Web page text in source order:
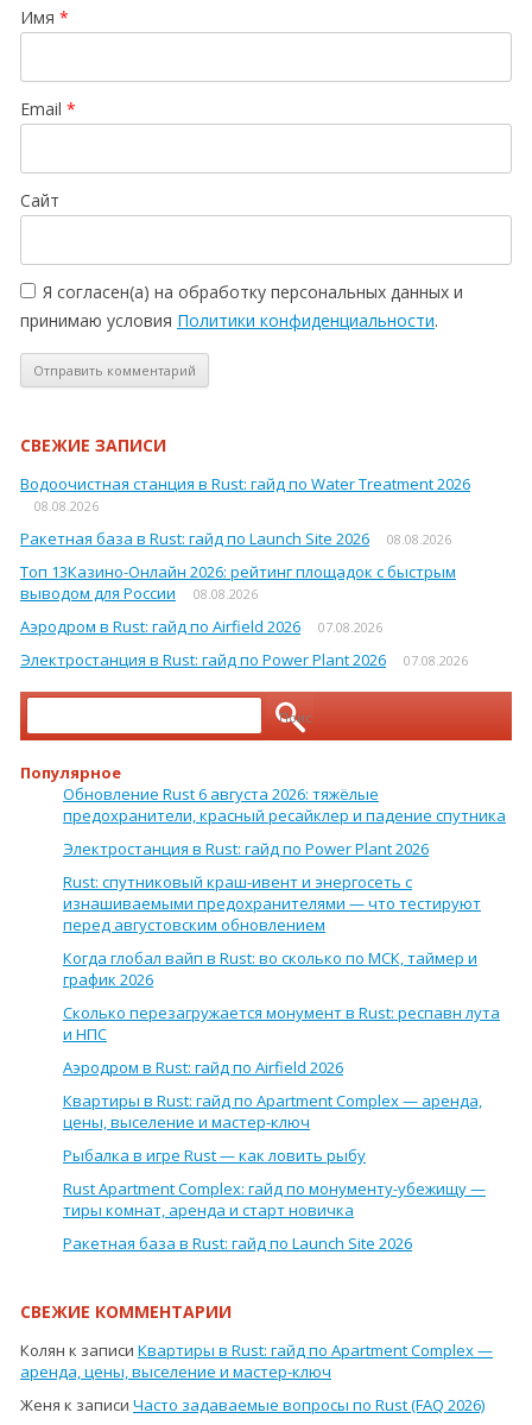
Имя *
Email *
Сайт
Я согласен(а) на обработку персональных данных и
принимаю условия Политики конфиденциальности.
СВЕЖИЕ ЗАПИСИ
Водоочистная станция в Rust: гайд по Water Treatment 2026
08.08.2026
Ракетная база в Rust: гайд по Launch Site 2026 08.08.2026
Топ 13Кaзинo-Oнлaйн 2026: рейтинг площадок с быстрым
выводом для России
08.08.2026
Аэродром в Rust: гайд по Airfield 2026 07.08.2026
Электростанция в Rust: гайд по Power Plant 2026 07.08.2026
Найти:
Популярное
Обновление Rust 6 августа 2026: тяжёлые
предохранители, красный ресайклер и падение спутника
Электростанция в Rust: гайд по Power Plant 2026
Rust: спутниковый краш-ивент и энергосеть с
изнашиваемыми предохранителями — что тестируют
перед августовским обновлением
Когда глобал вайп в Rust: во сколько по МСК, таймер и
график 2026
Сколько перезагружается монумент в Rust: респавн лута
и НПС
Аэродром в Rust: гайд по Airfield 2026
Квартиры в Rust: гайд по Apartment Complex — аренда,
цены, выселение и мастер-ключ
Рыбалка в игре Rust — как ловить рыбу
Rust Apartment Complex: гайд по монументу-убежищу —
тиры комнат, аренда и старт новичка
Ракетная база в Rust: гайд по Launch Site 2026
СВЕЖИЕ КОММЕНТАРИИ
Колян к записи Квартиры в Rust: гайд по Apartment Complex —
аренда, цены, выселение и мастер-ключ
Женя к записи Часто задаваемые вопросы по Rust (FAQ 2026)